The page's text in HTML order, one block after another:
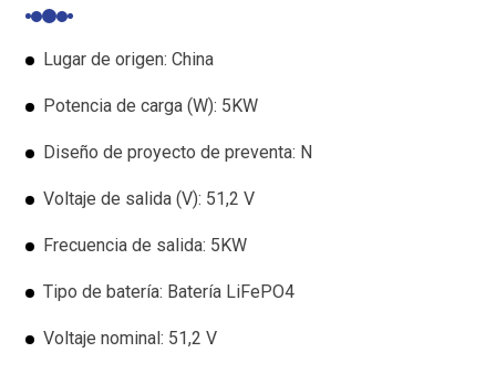
Lugar de origen: China
Potencia de carga (W): 5KW
Diseño de proyecto de preventa: N
Voltaje de salida (V): 51,2 V
Frecuencia de salida: 5KW
Tipo de batería: Batería LiFePO4
Voltaje nominal: 51,2 V